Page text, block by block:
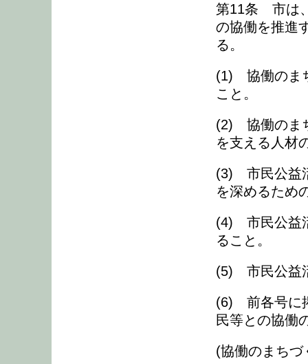
第11条 市は
の協働を推進
る。
(1) 協働のま
こと。
(2) 協働のま
を支える人材
(3) 市民公益
を深めるため
(4) 市民公益
ること。
(5) 市民公益
(6) 前各号に
民等との協働
(協働のまち